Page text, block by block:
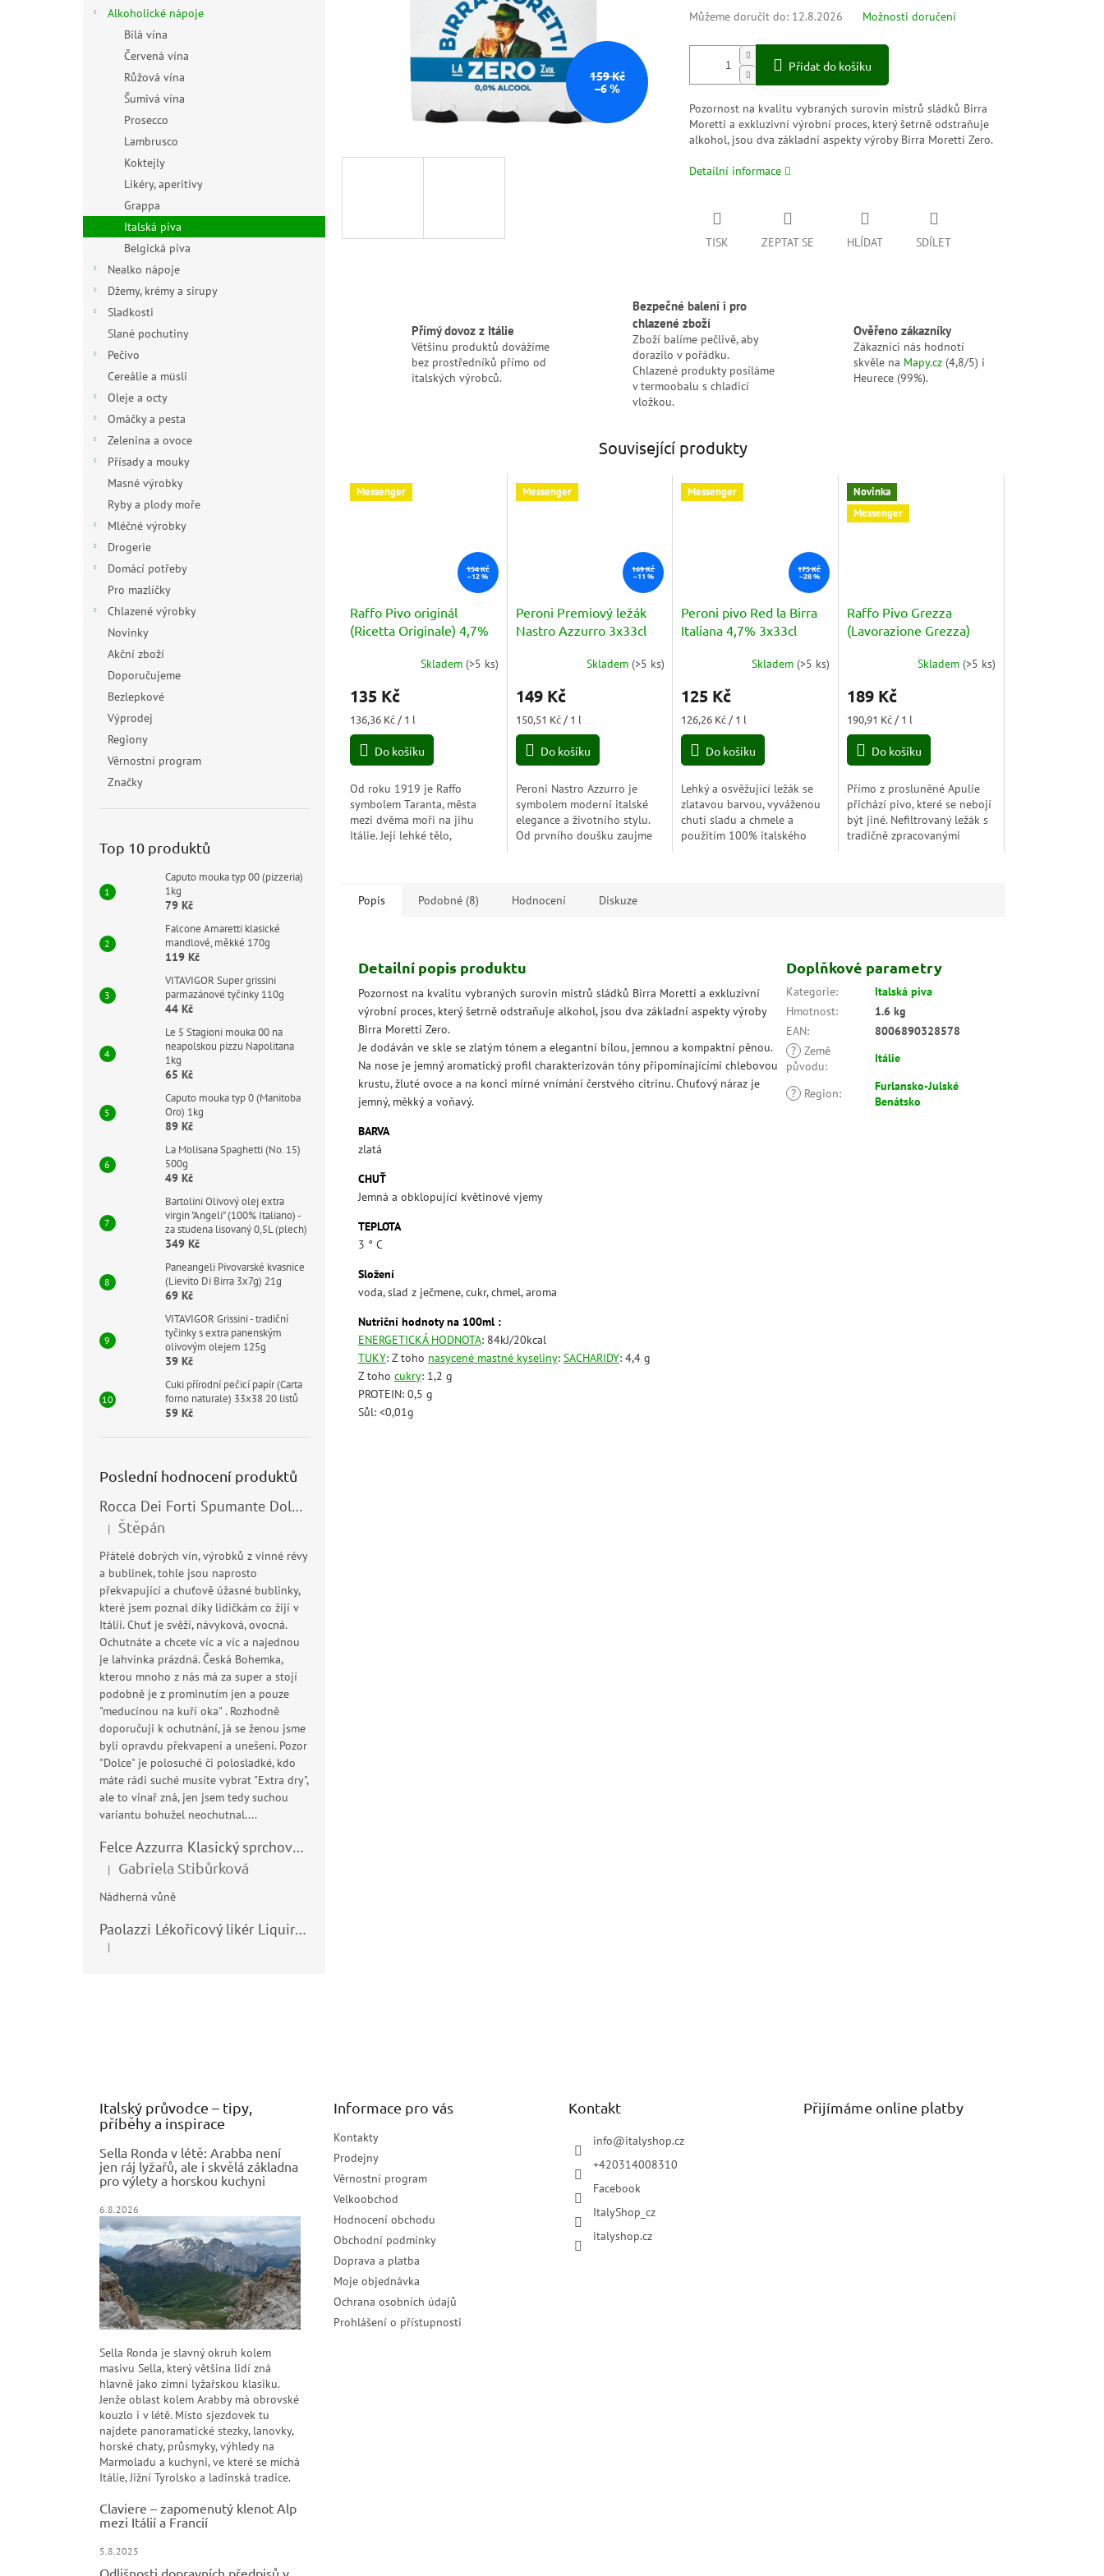
Alkoholické nápoje
Bílá vína
Červená vína
Růžová vína
Šumivá vína
Prosecco
Lambrusco
Koktejly
Likéry, aperitivy
Grappa
Italská piva
Belgická piva
Nealko nápoje
Džemy, krémy a sirupy
Sladkosti
Slané pochutiny
Pečivo
Cereálie a müsli
Oleje a octy
Omáčky a pesta
Zelenina a ovoce
Přísady a mouky
Masné výrobky
Ryby a plody moře
Mléčné výrobky
Drogerie
Domácí potřeby
Pro mazlíčky
Chlazené výrobky
Novinky
Akční zboží
Doporučujeme
Bezlepkové
Výprodej
Regiony
Věrnostní program
Značky
Top 10 produktů
Caputo mouka typ 00 (pizzeria)
1kg
79 Kč
Falcone Amaretti klasické
mandlové, měkké 170g
119 Kč
VITAVIGOR Super grissini
parmazánové tyčinky 110g
44 Kč
Le 5 Stagioni mouka 00 na
neapolskou pizzu Napolitana
1kg
65 Kč
Caputo mouka typ 0 (Manitoba
Oro) 1kg
89 Kč
La Molisana Spaghetti (No. 15)
500g
49 Kč
Bartolini Olivový olej extra
virgin "Angeli" (100% Italiano) -
za studena lisovaný 0,5L (plech)
349 Kč
Paneangeli Pivovarské kvasnice
(Lievito Di Birra 3x7g) 21g
69 Kč
VITAVIGOR Grissini - tradiční
tyčinky s extra panenským
olivovým olejem 125g
39 Kč
Cuki přírodní pečicí papír (Carta
forno naturale) 33x38 20 listů
59 Kč
Poslední hodnocení produktů
Rocca Dei Forti Spumante Dolce 11,5% 0,75l
Hodnocení produktu je 5 z 5 hvězdiček.
| Štěpán
Přátelé dobrých vín, výrobků z vinné révy
a bublinek, tohle jsou naprosto
překvapující a chuťově úžasné bublinky,
které jsem poznal díky lidičkám co žijí v
Itálii. Chuť je svěží, návyková, ovocná.
Ochutnáte a chcete víc a víc a najednou
je lahvinka prázdná. Česká Bohemka,
kterou mnoho z nás má za super a stojí
podobně je z prominutím jen a pouze
"meducínou na kuří oka" . Rozhodně
doporučuji k ochutnání, já se ženou jsme
byli opravdu překvapeni a unešeni. Pozor
"Dolce" je polosuché či polosladké, kdo
máte rádi suché musíte vybrat "Extra dry",
ale to vinař zná, jen jsem tedy suchou
variantu bohužel neochutnal....
Felce Azzurra Klasický sprchový gel - doccia gel 400ml
Hodnocení produktu je 5 z 5 hvězdiček.
| Gabriela Stibůrková
Nádherná vůně
Paolazzi Lékořicový likér Liquirizia 24% 0,7L
Hodnocení produktu je 5 z 5 hvězdiček.
|
159 Kč
–6 %
Můžeme doručit do: 12.8.2026 Možnosti doručení
Přidat do košíku
Pozornost na kvalitu vybraných surovin mistrů sládků Birra
Moretti a exkluzivní výrobní proces, který šetrně odstraňuje
alkohol, jsou dva základní aspekty výroby Birra Moretti Zero.
Detailní informace
TISK ZEPTAT SE HLÍDAT SDÍLET
Přímý dovoz z Itálie
Většinu produktů dovážíme
bez prostředníků přímo od
italských výrobců.
Bezpečné balení i pro
chlazené zboží
Zboží balíme pečlivě, aby
dorazilo v pořádku.
Chlazené produkty posíláme
v termoobalu s chladicí
vložkou.
Ověřeno zákazníky
Zákazníci nás hodnotí
skvěle na Mapy.cz (4,8/5) i
Heurece (99%).
Související produkty
Messenger
154 Kč
–12 %
Raffo Pivo originál
(Ricetta Originale) 4,7%
produktu
5,0
5
Skladem (>5 ks)
135 Kč
Měrná
cena:
136,36 Kč / 1 l
Do košíku
Od roku 1919 je Raffo
symbolem Taranta, města
mezi dvěma moři na jihu
Itálie. Její lehké tělo,
Messenger
169 Kč
–11 %
Peroni Premiový ležák
Nastro Azzurro 3x33cl
produktu
5,0
5
Skladem (>5 ks)
149 Kč
Měrná
cena:
150,51 Kč / 1 l
Do košíku
Peroni Nastro Azzurro je
symbolem moderní italské
elegance a životního stylu.
Od prvního doušku zaujme
Messenger
175 Kč
–28 %
Peroni pivo Red la Birra
Italiana 4,7% 3x33cl
Skladem(>5 ks)
125 Kč
Měrná
cena:
126,26 Kč / 1 l
Do košíku
Lehký a osvěžující ležák se
zlatavou barvou, vyváženou
chutí sladu a chmele a
použitím 100% italského
Novinka
Messenger
Raffo Pivo Grezza
(Lavorazione Grezza)
Skladem(>5 ks)
189 Kč
Měrná
cena:
190,91 Kč / 1 l
Do košíku
Přímo z prosluněné Apulie
přichází pivo, které se nebojí
být jiné. Nefiltrovaný ležák s
tradičně zpracovanými
Popis
Podobné (8) Hodnocení Diskuze
Detailní popis produktu
Pozornost na kvalitu vybraných surovin mistrů sládků Birra Moretti a exkluzivní
výrobní proces, který šetrně odstraňuje alkohol, jsou dva základní aspekty výroby
Birra Moretti Zero.
Je dodáván ve skle se zlatým tónem a elegantní bílou, jemnou a kompaktní pěnou.
Na nose je jemný aromatický profil charakterizován tóny připomínajícími chlebovou
krustu, žluté ovoce a na konci mírné vnímání čerstvého citrinu. Chuťový náraz je
jemný, měkký a voňavý.
BARVA
zlatá
CHUŤ
Jemná a obklopující květinové vjemy
TEPLOTA
3 ° C
Složení
voda, slad z ječmene, cukr, chmel, aroma
Nutriční hodnoty na 100ml :
ENERGETICKÁ HODNOTA: 84kJ/20kcal
TUKY: Z toho nasycené mastné kyseliny: SACHARIDY: 4,4 g
Z toho cukry: 1,2 g
PROTEIN: 0,5 g
Sůl: <0,01g
Doplňkové parametry
Kategorie:
Italská piva
Hmotnost:
1.6 kg
EAN:
8006890328578
? Země
původu:
Itálie
? Region:
Furlansko-Julské
Benátsko
Italský průvodce – tipy,
příběhy a inspirace
Sella Ronda v létě: Arabba není
jen ráj lyžařů, ale i skvělá základna
pro výlety a horskou kuchyni
6.8.2026
Sella Ronda je slavný okruh kolem
masivu Sella, který většina lidí zná
hlavně jako zimní lyžařskou klasiku.
Jenže oblast kolem Arabby má obrovské
kouzlo i v létě. Místo sjezdovek tu
najdete panoramatické stezky, lanovky,
horské chaty, průsmyky, výhledy na
Marmoladu a kuchyni, ve které se míchá
Itálie, Jižní Tyrolsko a ladinská tradice.
Claviere – zapomenutý klenot Alp
mezi Itálií a Francií
5.8.2025
Informace pro vás
Kontakty
Prodejny
Věrnostní program
Velkoobchod
Hodnocení obchodu
Obchodní podmínky
Doprava a platba
Moje objednávka
Ochrana osobních údajů
Prohlášení o přístupnosti
Kontakt
info@italyshop.cz
+420314008310
Facebook
ItalyShop_cz
italyshop.cz
Přijímáme online platby